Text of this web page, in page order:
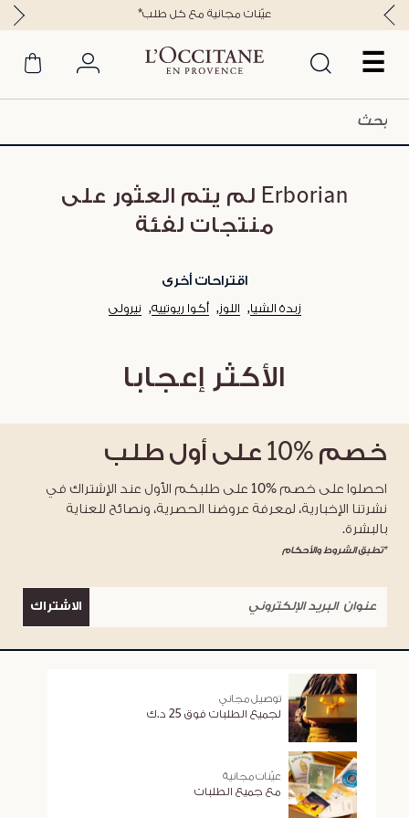
☰
*عيّنات مجانية مع كل طلب
Erborian لم يتم العثور على
منتجات لفئة
اقتراحات أخرى
زبدة الشيا اللوز أكوا ريوتييه نيرولي
الأكثر إعجابا
خصم %10 على أول طلب
احصلوا على خصم %10 على طلبكم الأول عند الإشتراك في
نشرتنا الإخبارية، لمعرفة عروضنا الحصرية، ونصائح للعناية
بالبشرة.
*تطبق الشروط والأحكام
الاشتراك
توصيل مجاني
لجميع الطلبات فوق 25 د.ك
عيّنات مجانية
مع جميع الطلبات